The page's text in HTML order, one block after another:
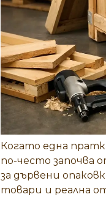
Когато една
по-често започва
за дървени
товари и реална